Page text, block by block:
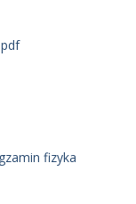
fizyka